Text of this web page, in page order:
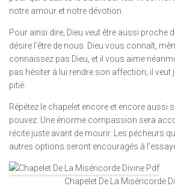
notre amour et notre dévotion.
Pour ainsi dire, Dieu veut être aussi proche
désire l’être de nous. Dieu vous connaît,
connaissez pas Dieu, et il vous aime
pas hésiter à lui rendre son affection; il
pitié.
Répétez le chapelet encore et encore aussi
pouvez. Une énorme compassion sera
récite juste avant de mourir. Les pécheurs
autres options seront encouragés à
Chapelet De La Miséricorde